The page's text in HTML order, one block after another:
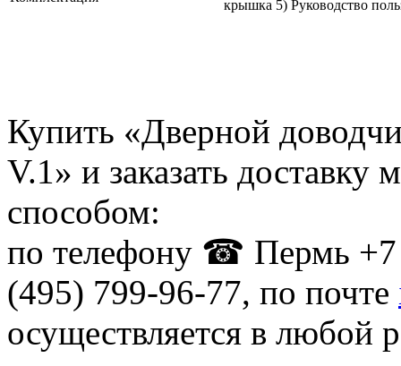
крышка 5) Руководство
Купить «Дверной
V.1» и заказать
способом:
по телефону ☎ Пермь
(495) 799-96-77, по почте
осуществляется в любой